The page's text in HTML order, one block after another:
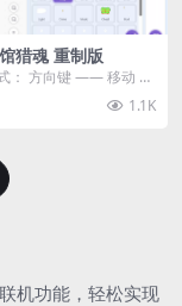
猎魂 重制版
： 方向键 —— 移动 &
打开宝箱 将你...
1.1K
机功能，轻松实现